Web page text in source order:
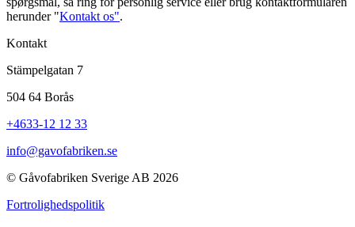
herunder "Kontakt os".
Kontakt
Stämpelgatan 7
504 64 Borås
+4633-12 12 33
info@gavofabriken.se
© Gåvofabriken Sverige AB 2026
Fortrolighedspolitik